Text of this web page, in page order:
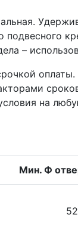
–
на
Мин. Ф
52